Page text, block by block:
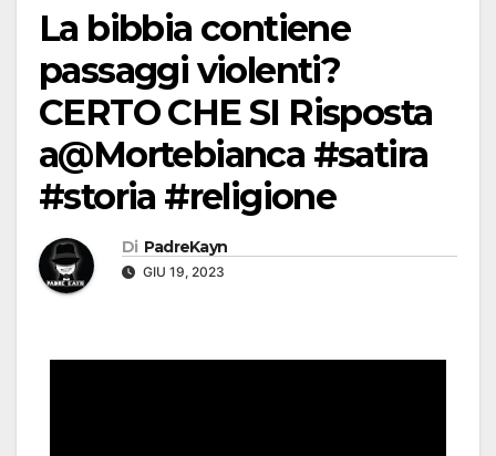
La bibbia contiene
passaggi violenti?
CERTO CHE SI Risposta
a@Mortebianca #satira
#storia #religione
Di PadreKayn
GIU 19, 2023